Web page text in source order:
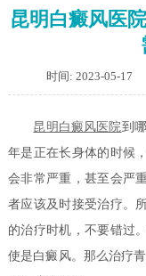
昆明白癜风医
时间: 2023-05-17
昆明白癜风医院到
年是正在长身体的时候
会非常严重，甚至会严
者应该及时接受治疗。
的治疗时机，不要错过
使是白癜风。那么治疗